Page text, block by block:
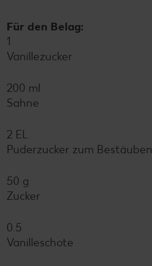
Für den Belag:
1
Vanillezucker
200 ml
Sahne
2 EL
Puderzucker zum Bestäuben
50 g
Zucker
0.5
Vanilleschote